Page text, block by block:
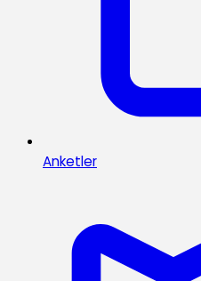
Anketler